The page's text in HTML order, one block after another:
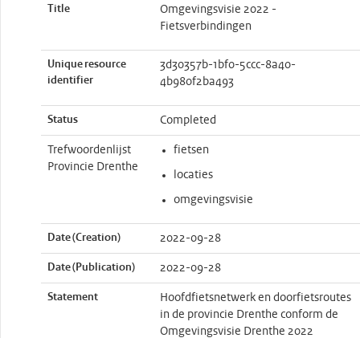
Title
Omgevingsvisie 2022 -
Fietsverbindingen
Unique resource
identifier
3d30357b-1bf0-5ccc-8a40-
4b980f2ba493
Status Completed
Trefwoordenlijst
Provincie Drenthe
fietsen
locaties
omgevingsvisie
Date (Creation) 2022-09-28
Date (Publication) 2022-09-28
Statement
Hoofdfietsnetwerk en doorfietsroutes
in de provincie Drenthe conform de
Omgevingsvisie Drenthe 2022